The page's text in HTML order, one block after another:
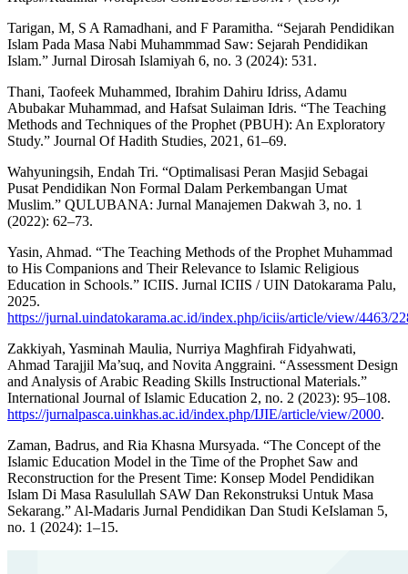
Tarigan, M, S A Ramadhani, and F Paramitha. “Sejarah Pendidikan
Islam Pada Masa Nabi Muhammmad Saw: Sejarah Pendidikan
Islam.” Jurnal Dirosah Islamiyah 6, no. 3 (2024): 531.
Thani, Taofeek Muhammed, Ibrahim Dahiru Idriss, Adamu
Abubakar Muhammad, and Hafsat Sulaiman Idris. “The Teaching
Methods and Techniques of the Prophet (PBUH): An Exploratory
Study.” Journal Of Hadith Studies, 2021, 61–69.
Wahyuningsih, Endah Tri. “Optimalisasi Peran Masjid Sebagai
Pusat Pendidikan Non Formal Dalam Perkembangan Umat
Muslim.” QULUBANA: Jurnal Manajemen Dakwah 3, no. 1
(2022): 62–73.
Yasin, Ahmad. “The Teaching Methods of the Prophet Muhammad
to His Companions and Their Relevance to Islamic Religious
Education in Schools.” ICIIS. Jurnal ICIIS / UIN Datokarama Palu,
2025.
https://jurnal.uindatokarama.ac.id/index.php/iciis/article/view/4463/
Zakkiyah, Yasminah Maulia, Nurriya Maghfirah Fidyahwati,
Ahmad Tarajjil Ma’suq, and Novita Anggraini. “Assessment Design
and Analysis of Arabic Reading Skills Instructional Materials.”
International Journal of Islamic Education 2, no. 2 (2023): 95–108.
https://jurnalpasca.uinkhas.ac.id/index.php/IJIE/article/view/2000.
Zaman, Badrus, and Ria Khasna Mursyada. “The Concept of the
Islamic Education Model in the Time of the Prophet Saw and
Reconstruction for the Present Time: Konsep Model Pendidikan
Islam Di Masa Rasulullah SAW Dan Rekonstruksi Untuk Masa
Sekarang.” Al-Madaris Jurnal Pendidikan Dan Studi KeIslaman 5,
no. 1 (2024): 1–15.